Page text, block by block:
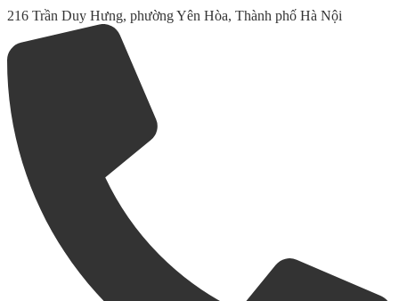
216 Trần Duy Hưng, phường Yên Hòa, Thành phố Hà Nội